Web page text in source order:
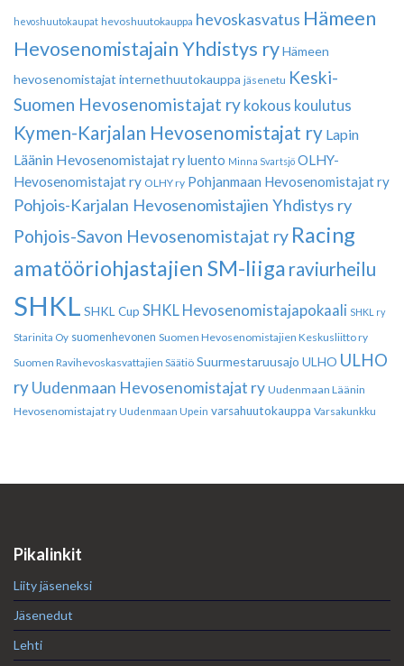
hevoshuutokaupat hevoshuutokauppa hevoskasvatus Hämeen
Hevosenomistajain Yhdistys ryHämeen
hevosenomistajat internethuutokauppa jäsenetu Keski-
Suomen Hevosenomistajat ry kokous koulutus
Kymen-Karjalan Hevosenomistajat ry Lapin
Läänin Hevosenomistajat ryluento Minna Svartsjö OLHY-
Hevosenomistajat ry OLHY ry Pohjanmaan Hevosenomistajat ry
Pohjois-Karjalan Hevosenomistajien Yhdistys ry
Pohjois-Savon Hevosenomistajat ry Racing
amatööriohjastajien SM-liiga raviurheilu
SHKL SHKL Cup SHKL Hevosenomistajapokaali SHKL ry
Starinita Oy suomenhevonen Suomen Hevosenomistajien Keskusliitto ry
Suomen Ravihevoskasvattajien Säätiö Suurmestaruusajo ULHO ULHO
ryUudenmaan Hevosenomistajat ry Uudenmaan Läänin
Hevosenomistajat ry Uudenmaan Upein varsahuutokauppa Varsakunkku
Pikalinkit
Liity jäseneksi
Jäsenedut
Lehti